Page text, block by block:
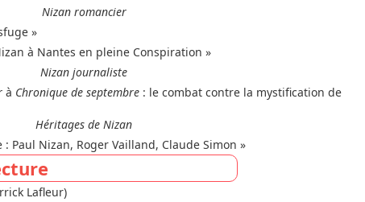
Nizan romancier
»
à Nantes en pleine Conspiration »
Nizan journaliste
à Chronique de septembre : le combat contre la mystification de
Héritages de Nizan
Paul Nizan, Roger Vailland, Claude Simon »
Lafleur)